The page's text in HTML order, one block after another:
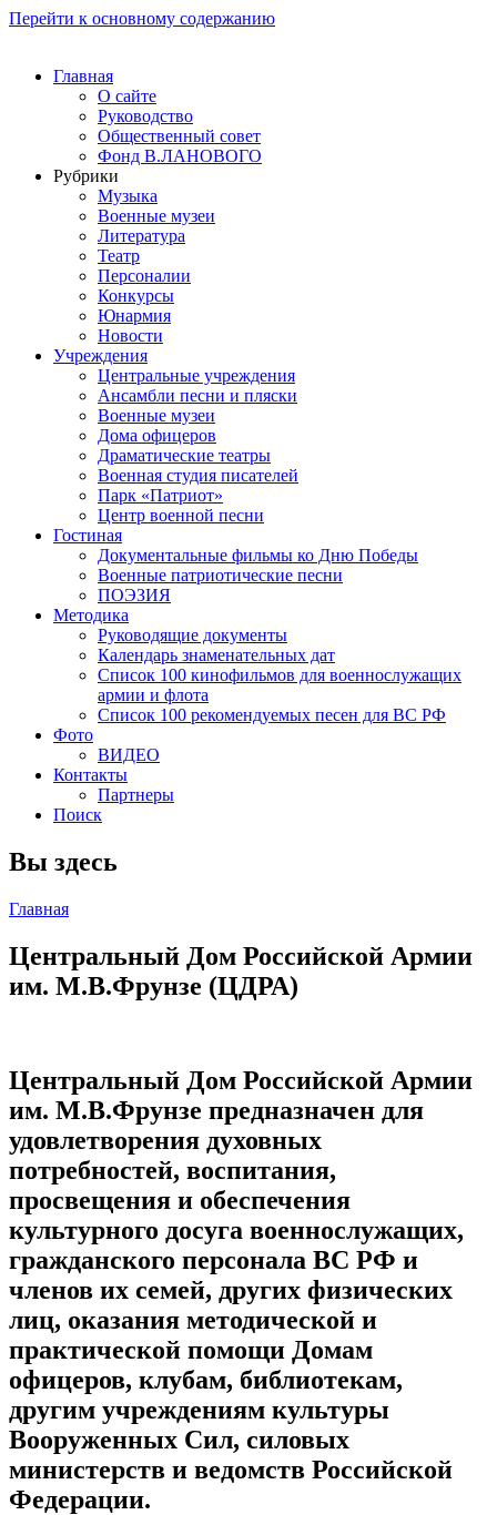
Перейти к основному содержанию
Главная
О сайте
Руководство
Общественный совет
Фонд В.ЛАНОВОГО
Рубрики
Музыка
Военные музеи
Литература
Театр
Персоналии
Конкурсы
Юнармия
Новости
Учреждения
Центральные учреждения
Ансамбли песни и пляски
Военные музеи
Дома офицеров
Драматические театры
Военная студия писателей
Парк «Патриот»
Центр военной песни
Гостиная
Документальные фильмы ко Дню Победы
Военные патриотические песни
ПОЭЗИЯ
Методика
Руководящие документы
Календарь знаменательных дат
Список 100 кинофильмов для военнослужащих
армии и флота
Список 100 рекомендуемых песен для ВС РФ
Фото
ВИДЕО
Контакты
Партнеры
Поиск
Вы здесь
Главная
Центральный Дом Российской Армии
им. М.В.Фрунзе (ЦДРА)
Центральный Дом Российской Армии
им. М.В.Фрунзе предназначен для
удовлетворения духовных
потребностей, воспитания,
просвещения и обеспечения
культурного досуга военнослужащих,
гражданского персонала ВС РФ и
членов их семей, других физических
лиц, оказания методической и
практической помощи Домам
офицеров, клубам, библиотекам,
другим учреждениям культуры
Вооруженных Сил, силовых
министерств и ведомств Российской
Федерации.